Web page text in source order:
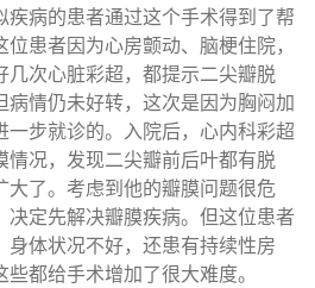
疾病的患者通过这个手术得到了帮
患者因为心房颤动、脑梗住院，
次心脏彩超，都提示二尖瓣脱
病情仍未好转，这次是因为胸闷加
一步就诊的。入院后，心内科彩超
情况，发现二尖瓣前后叶都有脱
大了。考虑到他的瓣膜问题很危
决定先解决瓣膜疾病。但这位患者
体状况不好，还患有持续性房
都给手术增加了很大难度。​